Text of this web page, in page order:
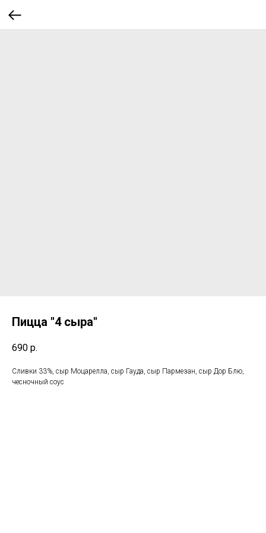
Пицца "4 сыра"
690 р.
Сливки 33%, сыр Моцарелла, сыр Гауда, сыр Пармезан, сыр Дор Блю,
чесночный соус